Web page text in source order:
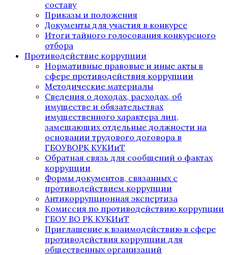
составу
Приказы и положения
Документы для участия в конкурсе
Итоги тайного голосования конкурсного
отбора
Противодействие коррупции
Нормативные правовые и иные акты в
сфере противодействия коррупции
Методические материалы
Сведения о доходах, расходах, об
имуществе и обязательствах
имущественного характера лиц,
замещающих отдельные должности на
основании трудового договора в
ГБОУВОРК КУКИиТ
Обратная связь для сообщений о фактах
коррупции
Формы документов, связанных с
противодействием коррупции
Антикоррупционная экспертиза
Комиссия по противодействию коррупции
ГБОУ ВО РК КУКИиТ
Приглашение к взаимодействию в сфере
противодействия коррупции для
общественных организаций